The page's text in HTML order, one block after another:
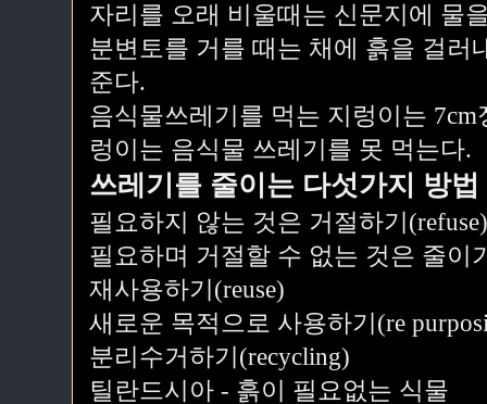
자리를 오래 비울때는 신문지에 물
분변토를 거를 때는 채에 흙을 걸러
준다.
음식물쓰레기를 먹는 지렁이는
렁이는 음식물 쓰레기를 못 먹는다.
쓰레기를 줄이는 다섯가지 방법
필요하지 않는 것은 거절하기(refuse)
필요하며 거절할 수 없는 것은 줄이
재사용하기(reuse)
새로운 목적으로 사용하기(re
분리수거하기(recycling)
틸란드시아 - 흙이 필요없는 식물